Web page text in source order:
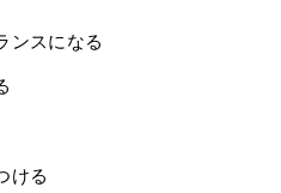
ンスになる
ける